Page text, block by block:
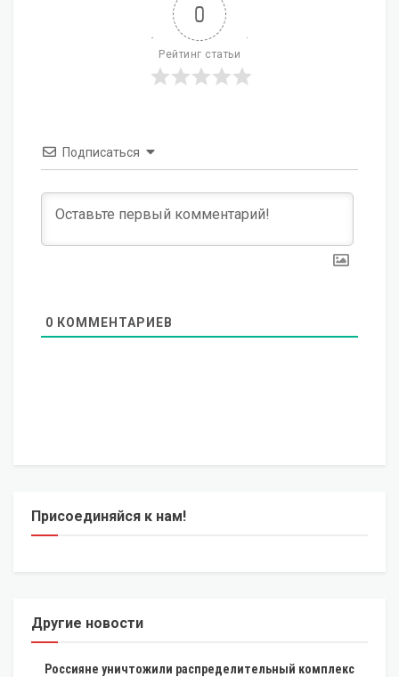
0
Рейтинг статьи
Подписаться
0 КОММЕНТАРИЕВ
Присоединяйся к нам!
Другие новости
Россияне уничтожили распределительный комплекс